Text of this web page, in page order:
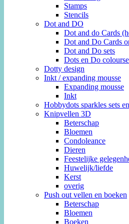
Stamps
Stencils
Dot and DO
Dot and do Cards
Dot and Do Cards
Dot and Do sets
Dots en Do
Dotty design
Inkt / expanding mousse
Expanding mousse
Inkt
Hobbydots sparkles sets
Knipvellen 3D
Beterschap
Bloemen
Condoleance
Dieren
Feestelijke
Huwelijk/liefde
Kerst
overig
Push out vellen en boeken
Beterschap
Bloemen
Boeken